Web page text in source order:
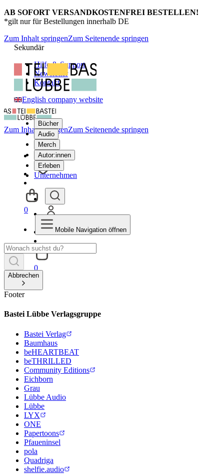
AB SOFORT VERSANDKOSTENFREI BESTELLEN!
*gilt nur für Bestellungen innerhalb DE
Zum Inhalt springenZum Seitenende springen
Sekundär
Hilfe & Support
Newsletter
Kontakt
English company website
Bücher
Audio
Merch
Autor:innen
Erleben
Unternehmen
0
Zum Inhalt springenZum Seitenende springen
0
Mobile Navigation öffnen
Abbrechen
Footer
Bastei Lübbe Verlagsgruppe
Bastei Verlag
Baumhaus
beHEARTBEAT
beTHRILLED
Community Editions
Eichborn
Grau
Lübbe Audio
Lübbe
LYX
ONE
Papertoons
Pfaueninsel
pola
Quadriga
shelfie.audio